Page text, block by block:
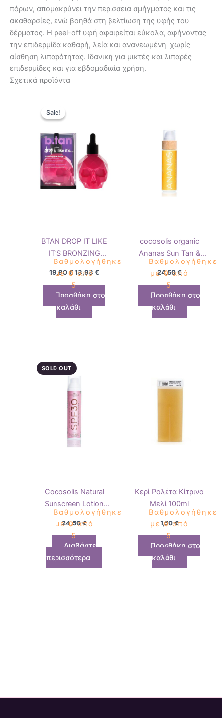
πόρων, απομακρύνει την περίσσεια σμήγματος και τις
ακαθαρσίες, ενώ βοηθά στη βελτίωση της υφής του
δέρματος. Η peel-off υφή αφαιρείται εύκολα, αφήνοντας
την επιδερμίδα καθαρή, λεία και ανανεωμένη, χωρίς
αίσθηση λιπαρότητας. Ιδανική για μικτές και λιπαρές
επιδερμίδες και για εβδομαδιαία χρήση.
Σχετικά προϊόντα
Sale!
Sale!
BTAN DROP IT LIKE
IT’S BRONZING
GLOW DROPS 50 ML
Βαθμολογήθηκε
με0από
5
19,90€13,93€
Προσθήκη στο
καλάθι
cocosolis organic
Ananas Sun Tan &
Body Oil 110ml
Βαθμολογήθηκε
με0από
5
24,50€
Προσθήκη στο
καλάθι
SOLD OUT
Cocosolis Natural
Sunscreen Lotion
SPF30 100ml
Βαθμολογήθηκε
με0από
5
24,50€
Διαβάστε
περισσότερα
Κερί Ρολέτα Κίτρινο
Μελί 100ml
Βαθμολογήθηκε
με0από
5
1,50€
Προσθήκη στο
καλάθι